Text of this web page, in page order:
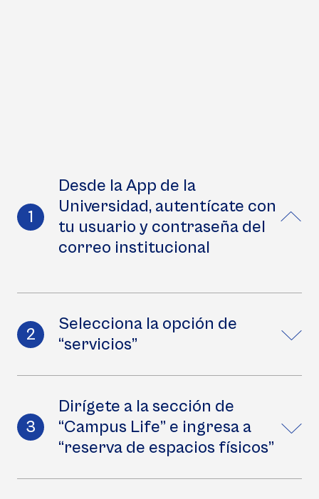
Desde la App de la
Universidad, autentícate con
tu usuario y contraseña del
correo institucional
Selecciona la opción de
“servicios”
Dirígete a la sección de
“Campus Life” e ingresa a
“reserva de espacios físicos”